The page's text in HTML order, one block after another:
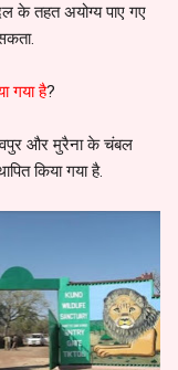
के तहत अयोग्य पाए गए
गया है?
और मुरैना के चंबल
किया गया है.